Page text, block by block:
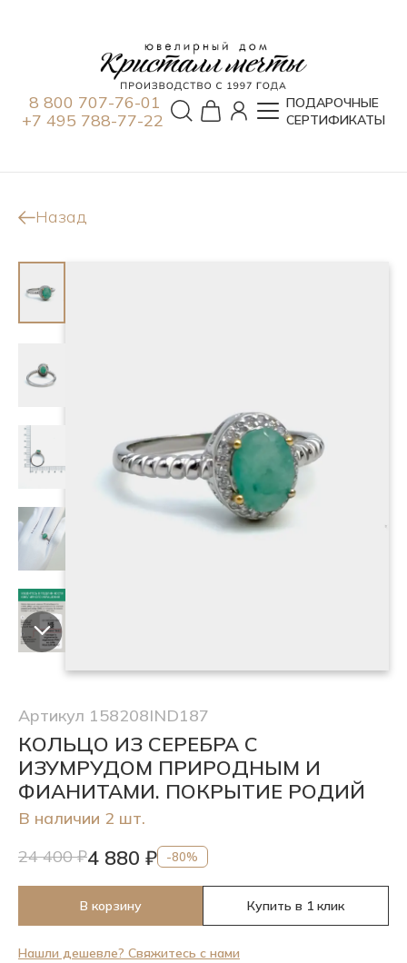
8 800 707-76-01
+7 495 788-77-22
ПОДАРОЧНЫЕ
СЕРТИФИКАТЫ
Назад
Артикул 158208IND187
КОЛЬЦО ИЗ СЕРЕБРА С
ИЗУМРУДОМ ПРИРОДНЫМ И
ФИАНИТАМИ. ПОКРЫТИЕ РОДИЙ
В наличии 2 шт.
24 400 ₽4 880 ₽ -80%
В корзину Купить в 1 клик
Нашли дешевле? Свяжитесь с нами